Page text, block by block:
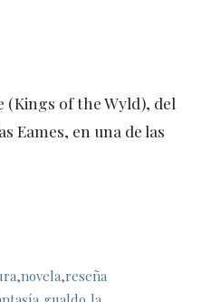
(Kings of the Wyld), del
Eames, en una de las
,novela,reseña